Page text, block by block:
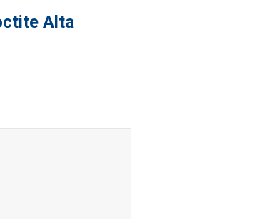
Alta